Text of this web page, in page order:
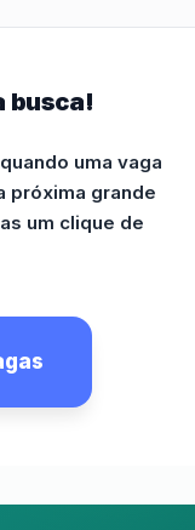
busca!
uma vaga
próxima grande
um clique de